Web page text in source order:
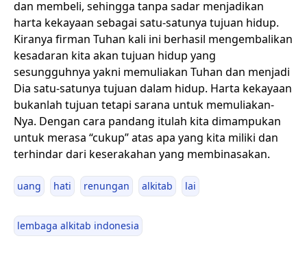
dan membeli, sehingga tanpa sadar menjadikan
harta kekayaan sebagai satu-satunya tujuan hidup.
Kiranya firman Tuhan kali ini berhasil mengembalikan
kesadaran kita akan tujuan hidup yang
sesungguhnya yakni memuliakan Tuhan dan menjadi
Dia satu-satunya tujuan dalam hidup. Harta kekayaan
bukanlah tujuan tetapi sarana untuk memuliakan-
Nya. Dengan cara pandang itulah kita dimampukan
untuk merasa “cukup” atas apa yang kita miliki dan
terhindar dari keserakahan yang membinasakan.
uang hati renungan alkitab lai
lembaga alkitab indonesia